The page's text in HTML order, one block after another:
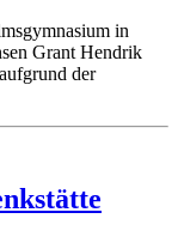
in
Grant Hendrik
der